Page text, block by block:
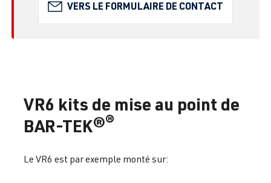
VERS LE FORMULAIRE DE CONTACT
VR6 kits de mise au point de
BAR-TEK®®
Le VR6 est par exemple monté sur: